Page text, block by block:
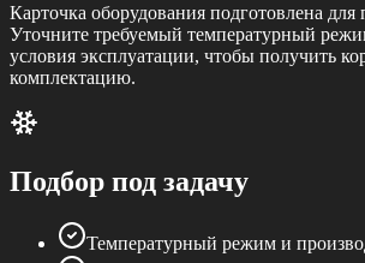
Карточка оборудования подготовлена для
Уточните требуемый температурный
условия эксплуатации, чтобы получить
комплектацию.
Подбор под задачу
Температурный режим и